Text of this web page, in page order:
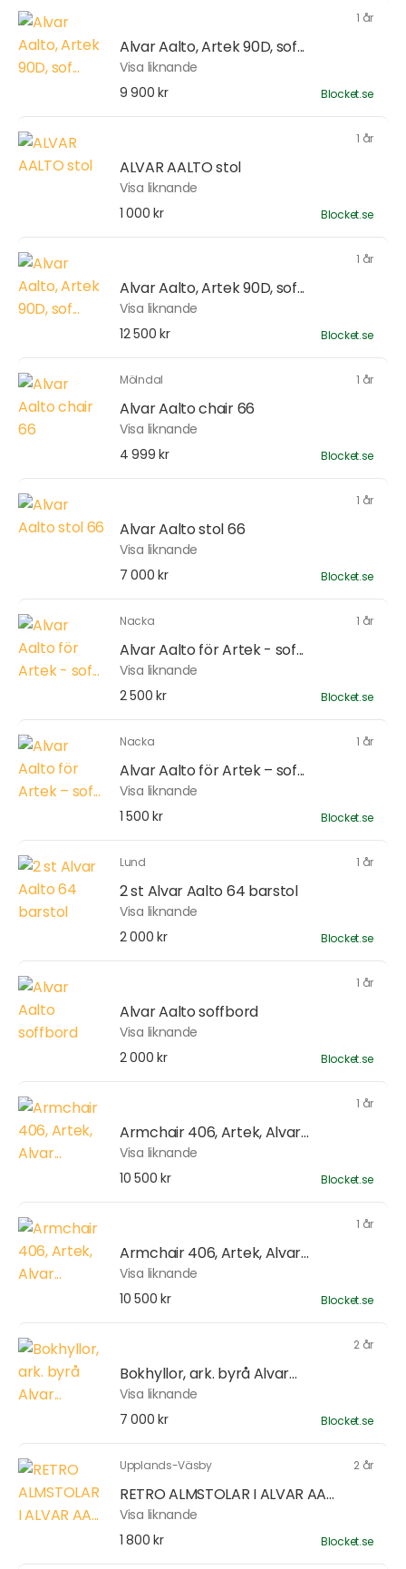
1 år
Alvar Aalto, Artek 90D, sof...
Visa liknande
9 900 kr
Blocket.se
1 år
ALVAR AALTO stol
Visa liknande
1 000 kr
Blocket.se
1 år
Alvar Aalto, Artek 90D, sof...
Visa liknande
12 500 kr
Blocket.se
Mölndal 1 år
Alvar Aalto chair 66
Visa liknande
4 999 kr
Blocket.se
1 år
Alvar Aalto stol 66
Visa liknande
7 000 kr
Blocket.se
Nacka 1 år
Alvar Aalto för Artek - sof...
Visa liknande
2 500 kr
Blocket.se
Nacka 1 år
Alvar Aalto för Artek – sof...
Visa liknande
1 500 kr
Blocket.se
Lund 1 år
2 st Alvar Aalto 64 barstol
Visa liknande
2 000 kr
Blocket.se
1 år
Alvar Aalto soffbord
Visa liknande
2 000 kr
Blocket.se
1 år
Armchair 406, Artek, Alvar...
Visa liknande
10 500 kr
Blocket.se
1 år
Armchair 406, Artek, Alvar...
Visa liknande
10 500 kr
Blocket.se
2 år
Bokhyllor, ark. byrå Alvar...
Visa liknande
7 000 kr
Blocket.se
Upplands-Väsby 2 år
RETRO ALMSTOLAR I ALVAR AA...
Visa liknande
1 800 kr
Blocket.se